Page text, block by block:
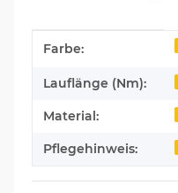
Produkteigenschaft
Wert
Farbe:
Lauflänge (Nm):
Material:
Pflegehinweis: